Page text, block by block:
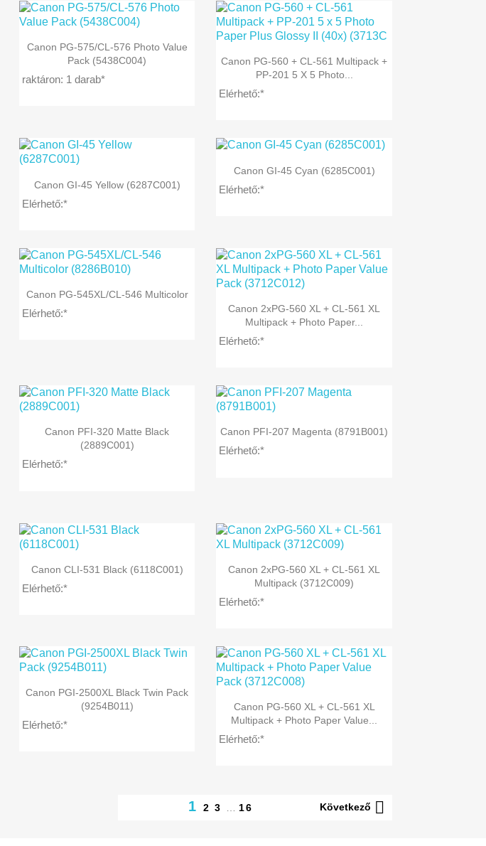
 Előnézet
Canon PG-575/CL-576 Photo Value
Pack (5438C004)
raktáron: 1 darab*
 Előnézet
Canon PG-560 + CL-561 Multipack +
PP-201 5 X 5 Photo...
Elérhető:*
 Előnézet
Canon GI-45 Yellow (6287C001)
Elérhető:*
 Előnézet
Canon GI-45 Cyan (6285C001)
Elérhető:*
 Előnézet
Canon PG-545XL/CL-546 Multicolor
Elérhető:*  Előnézet
Canon 2xPG-560 XL + CL-561 XL
Multipack + Photo Paper...
Elérhető:*
 Előnézet
Canon PFI-320 Matte Black
(2889C001)
Elérhető:*
 Előnézet
Canon PFI-207 Magenta (8791B001)
Elérhető:*
 Előnézet
Canon CLI-531 Black (6118C001)
Elérhető:*
 Előnézet
Canon 2xPG-560 XL + CL-561 XL
Multipack (3712C009)
Elérhető:*
 Előnézet
Canon PGI-2500XL Black Twin Pack
(9254B011)
Elérhető:*
 Előnézet
Canon PG-560 XL + CL-561 XL
Multipack + Photo Paper Value...
Elérhető:*
123 … 16 Következő 